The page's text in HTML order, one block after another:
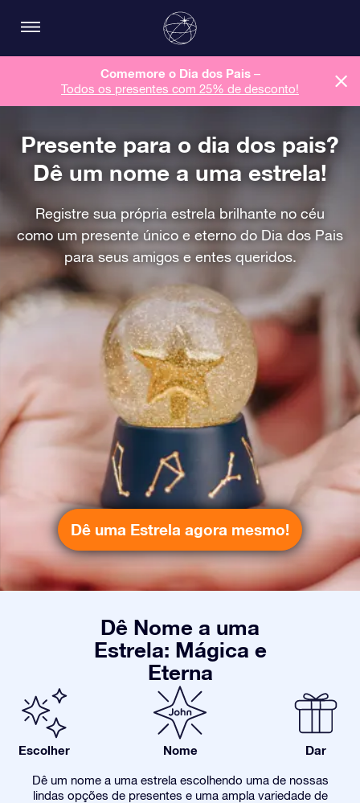
Comemore o Dia dos Pais –
Todos os presentes com 25% de desconto!
Presente para o dia dos pais?
Dê um nome a uma estrela!
Registre sua própria estrela brilhante no céu
como um presente único e eterno do Dia dos Pais
para seus amigos e entes queridos.
Dê uma Estrela agora mesmo!
Dê Nome a uma
Estrela: Mágica e
Eterna
Escolher Nome Dar
Dê um nome a uma estrela escolhendo uma de nossas
lindas opções de presentes e uma ampla variedade de